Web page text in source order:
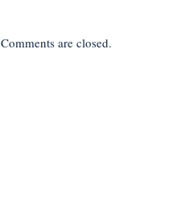
Comments are closed.